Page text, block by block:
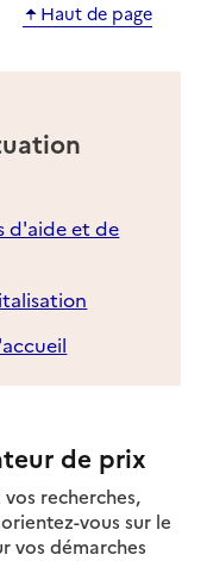
Haut de page
d'aide et de
de prix
recherches,
vous sur le
vos démarches